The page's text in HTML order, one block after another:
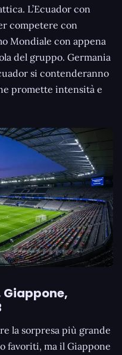
L’Ecuador con
competere con
Mondiale con appena
del gruppo. Germania
si contenderanno
promette intensità e
Giappone,
la sorpresa più grande
favoriti, ma il Giappone